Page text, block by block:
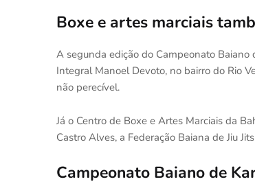
Boxe e artes marciais
A segunda edição do Campeonato
Integral Manoel Devoto, no bairro do Rio
não perecível.
Já o Centro de Boxe e Artes Marciais da
Castro Alves, a Federação Baiana de Jiu
Campeonato Baiano de